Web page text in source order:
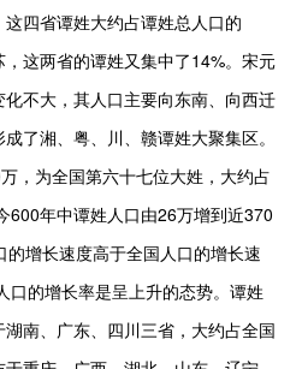
四省谭姓大约占谭姓总人口的
这两省的谭姓又集中了14%。宋元
不大，其人口主要向东南、向西迁
了湘、粤、川、赣谭姓大聚集区。
，为全国第六十七位大姓，大约占
600年中谭姓人口由26万增到近370
增长速度高于全国人口的增长速
口的增长率是呈上升的态势。谭姓
南、广东、四川三省，大约占全国